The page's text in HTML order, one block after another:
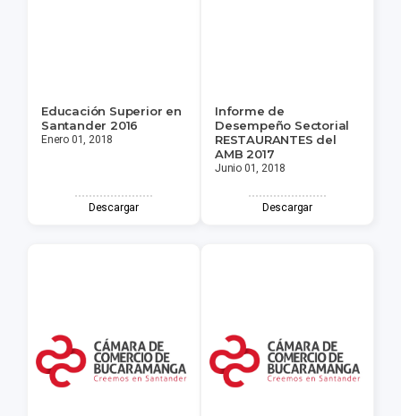
Educación Superior en
Santander 2016
Enero 01, 2018
Descargar
Informe de
Desempeño Sectorial
RESTAURANTES del
AMB 2017
Junio 01, 2018
Descargar